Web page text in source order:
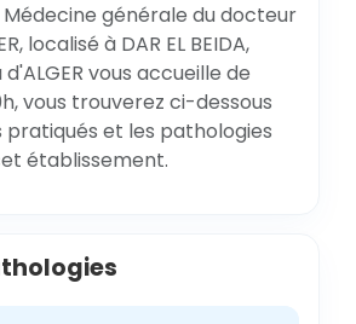
générale du docteur
localisé à DAR EL BEIDA,
vous accueille de
vous trouverez ci-dessous
pratiqués et les pathologies
établissement.